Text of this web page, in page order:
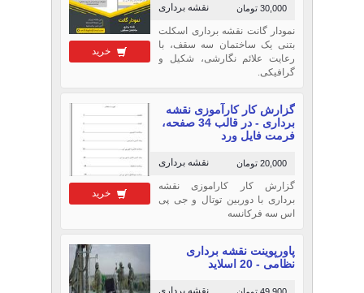
خرید
نقشه برداری 30,000 تومان
نمودار گانت نقشه برداری اسکلت
بتنی یک ساختمان سه سقف، با
رعایت علائم نگارشی، شکیل و
گرافیکی.
خرید
گزارش کار کارآموزی نقشه
برداری - در قالب 34 صفحه،
فرمت فایل ورد
نقشه برداری 20,000 تومان
گزارش کار کاراموزی نقشه
برداری با دوربین توتال و جی پی
اس سه فرکانسه
پاورپوینت نقشه برداری
نظامی - 20 اسلاید
نقشه برداری